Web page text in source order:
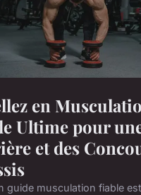
en
Ultime pour
et des
guide musculation fiable